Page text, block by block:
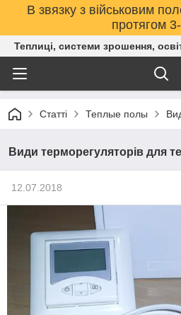
В звязку з військовим
протягом
Теплиці, системи зрошення,
Статті Теплые полы
Види терморегуляторів для
12.07.2018